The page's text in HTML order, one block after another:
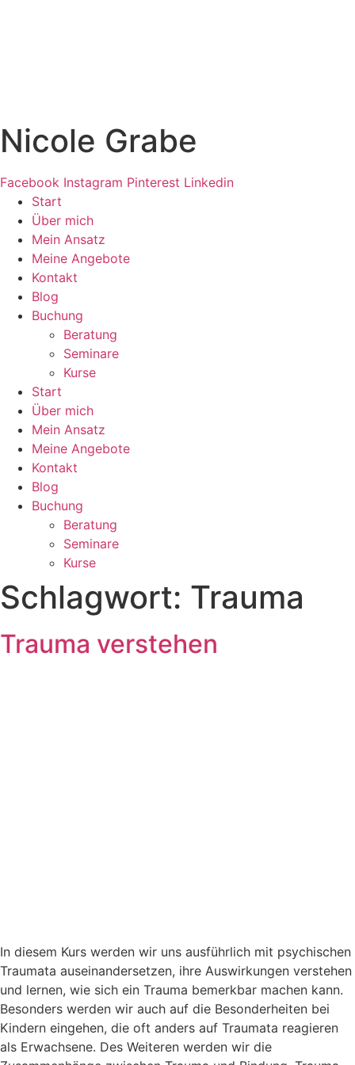
Nicole Grabe
Facebook Instagram Pinterest Linkedin
Start
Über mich
Mein Ansatz
Meine Angebote
Kontakt
Blog
Buchung
Beratung
Seminare
Kurse
Start
Über mich
Mein Ansatz
Meine Angebote
Kontakt
Blog
Buchung
Beratung
Seminare
Kurse
Schlagwort: Trauma
Trauma verstehen
In diesem Kurs werden wir uns ausführlich mit psychischen
Traumata auseinandersetzen, ihre Auswirkungen verstehen
und lernen, wie sich ein Trauma bemerkbar machen kann.
Besonders werden wir auch auf die Besonderheiten bei
Kindern eingehen, die oft anders auf Traumata reagieren
als Erwachsene. Des Weiteren werden wir die